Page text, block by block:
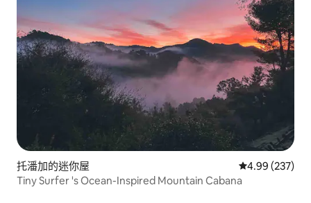
托潘加的迷你屋 從 237 則評價
4.99 (237)
Tiny Surfer 's Ocean-Inspired Mountain Cabana